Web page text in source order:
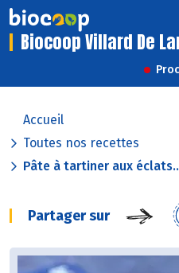
Biocoop Villard De
Accueil
Toutes nos recettes
Pâte à tartiner aux
Partager sur